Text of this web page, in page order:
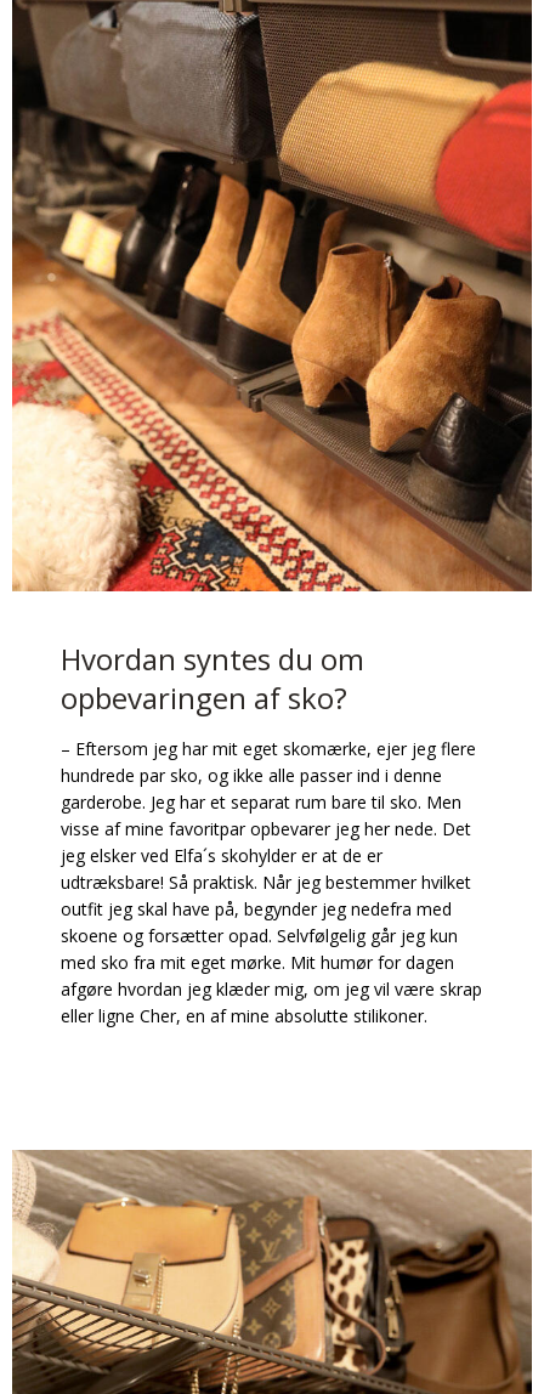
Hvordan syntes du om
opbevaringen af sko?
– Eftersom jeg har mit eget skomærke, ejer jeg flere
hundrede par sko, og ikke alle passer ind i denne
garderobe. Jeg har et separat rum bare til sko. Men
visse af mine favoritpar opbevarer jeg her nede. Det
jeg elsker ved Elfa´s skohylder er at de er
udtræksbare! Så praktisk. Når jeg bestemmer hvilket
outfit jeg skal have på, begynder jeg nedefra med
skoene og forsætter opad. Selvfølgelig går jeg kun
med sko fra mit eget mørke. Mit humør for dagen
afgøre hvordan jeg klæder mig, om jeg vil være skrap
eller ligne Cher, en af mine absolutte stilikoner.